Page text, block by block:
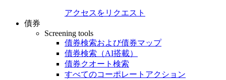
アクセスをリクエスト
債券
Screening tools
債券検索および債券マップ
債券検索（AI搭載）
債券クオート検索
すべてのコーポレートアクション